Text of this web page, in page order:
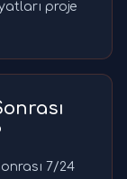
proje
7/24